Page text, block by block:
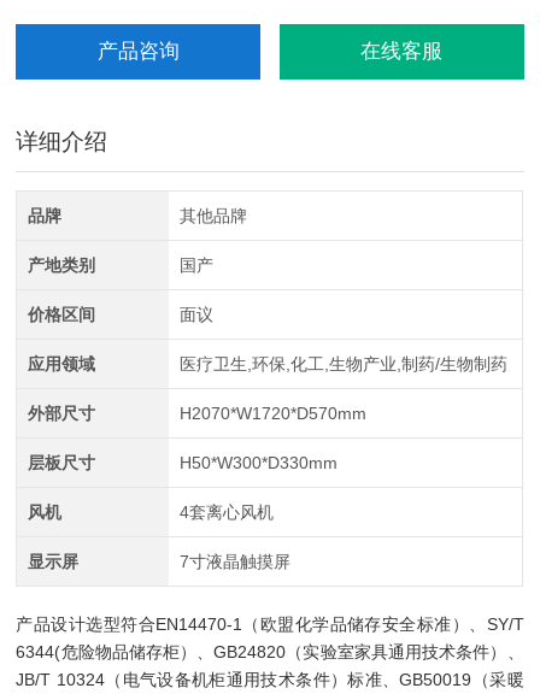
产品咨询 在线客服
详细介绍
品牌 其他品牌
产地类别 国产
价格区间 面议
应用领域 医疗卫生,环保,化工,生物产业,制药/生物制药
外部尺寸 H2070*W1720*D570mm
层板尺寸 H50*W300*D330mm
风机 4套离心风机
显示屏 7寸液晶触摸屏
产品设计选型符合EN14470-1（欧盟化学品储存安全标准）、SY/T
6344(危险物品储存柜）、GB24820（实验室家具通用技术条件）、
JB/T 10324（电气设备机柜通用技术条件）标准、GB50019（采暖